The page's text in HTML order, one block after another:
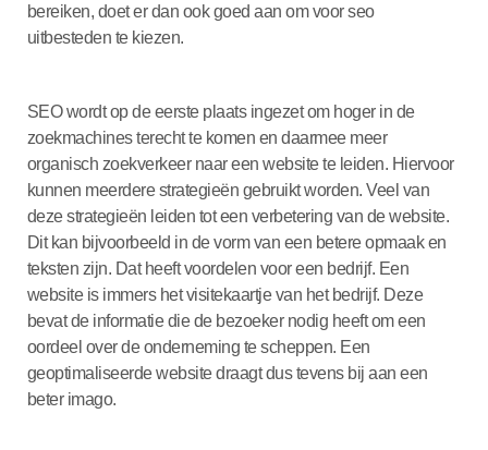
bereiken, doet er dan ook goed aan om voor seo
uitbesteden te kiezen.
SEO wordt op de eerste plaats ingezet om hoger in de
zoekmachines terecht te komen en daarmee meer
organisch zoekverkeer naar een website te leiden. Hiervoor
kunnen meerdere strategieën gebruikt worden. Veel van
deze strategieën leiden tot een verbetering van de website.
Dit kan bijvoorbeeld in de vorm van een betere opmaak en
teksten zijn. Dat heeft voordelen voor een bedrijf. Een
website is immers het visitekaartje van het bedrijf. Deze
bevat de informatie die de bezoeker nodig heeft om een
oordeel over de onderneming te scheppen. Een
geoptimaliseerde website draagt dus tevens bij aan een
beter imago.